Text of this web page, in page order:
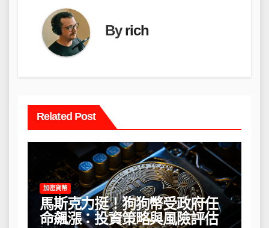
Byrich
Related Post
加密貨幣
馬斯克力挺！狗狗幣受政府任
命飆漲：投資策略與風險評估